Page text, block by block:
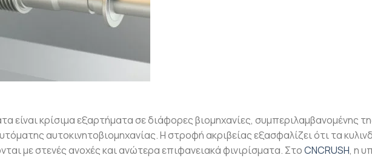
είναι κρίσιμα εξαρτήματα σε διάφορες βιομηχανίες, συμπεριλαμβανομένης
αυτοκινητοβιομηχανίας. Η στροφή ακριβείας εξασφαλίζει ότι τα
με στενές ανοχές και ανώτερα επιφανειακά φινιρίσματα. ΣτοCNCRUSH, η